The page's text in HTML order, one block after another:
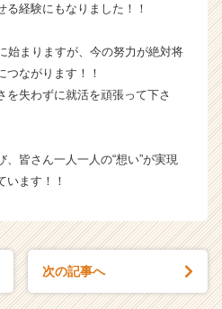
る経験にもなりました！！
始まりますが、今の努力が絶対将
つながります！！
を失わずに就活を頑張って下さ
皆さん一人一人の“想い”が実現
います！！
次の記事へ